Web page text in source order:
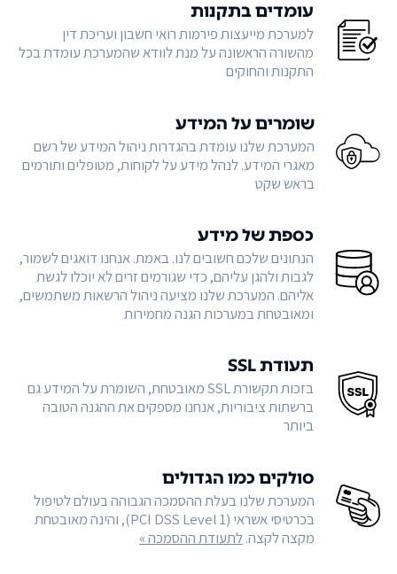
עומדים בתקנות
למערכת מייעצות פירמות רואי חשבון ועריכת דין
מהשורה הראשונה על מנת לוודא שהמערכת עומדת בכל
התקנות והחוקים
שומרים על המידע
המערכת שלנו עומדת בהגדרות ניהול המידע של רשם
מאגרי המידע. לנהל מידע על לקוחות, מטופלים ותורמים
בראש שקט
כספת של מידע
הנתונים שלכם חשובים לנו. באמת. אנחנו דואגים לשמור,
לגבות ולהגן עליהם, כדי שגורמים זרים לא יוכלו לגשת
אליהם. המערכת שלנו מציעה ניהול הרשאות משתמשים,
ומאובטחת במערכות הגנה מחמירות
תעודת SSL
בזכות תקשורת SSL מאובטחת, השומרת על המידע גם
ברשתות ציבוריות, אנחנו מספקים את ההגנה הטובה
ביותר
סולקים כמו הגדולים
המערכת שלנו בעלת ההסמכה הגבוהה בעולם לטיפול
בכרטיסי אשראי (PCI DSS Level 1), והינה מאובטחת
מקצה לקצה.לתעודת ההסמכה »